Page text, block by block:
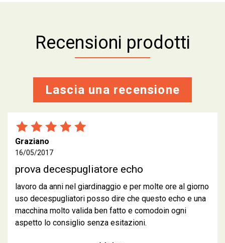
Recensioni prodotti
Lascia una recensione
Graziano
16/05/2017
prova decespugliatore echo
lavoro da anni nel giardinaggio e per molte ore al giorno
uso decespugliatori posso dire che questo echo e una
macchina molto valida ben fatto e comodoin ogni
aspetto lo consiglio senza esitazioni.